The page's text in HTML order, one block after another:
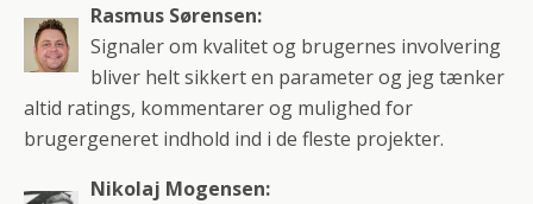
Rasmus Sørensen:
Signaler om kvalitet og brugernes involvering
bliver helt sikkert en parameter og jeg tænker
altid ratings, kommentarer og mulighed for
brugergeneret indhold ind i de fleste projekter.
Nikolaj Mogensen: